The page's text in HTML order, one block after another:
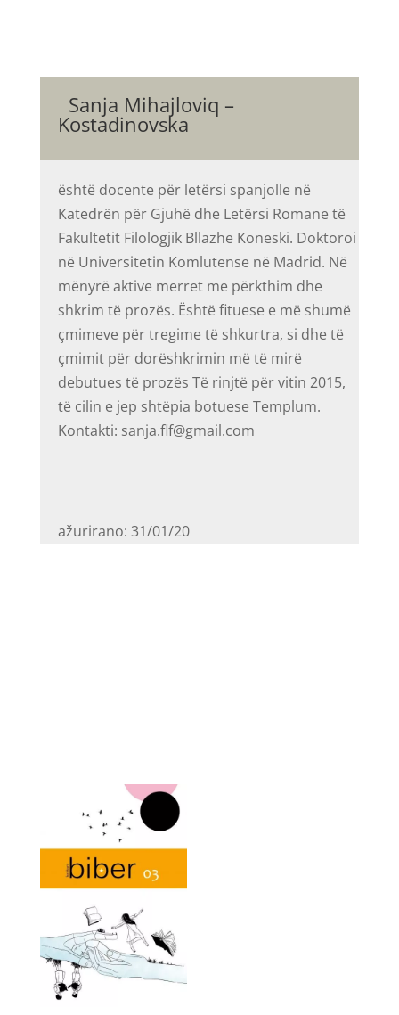
Sanja Mihajloviq –
Kostadinovska
është docente për letërsi spanjolle në
Katedrën për Gjuhë dhe Letërsi Romane të
Fakultetit Filologjik Bllazhe Koneski. Doktoroi
në Universitetin Komlutense në Madrid. Në
mënyrë aktive merret me përkthim dhe
shkrim të prozës. Është fituese e më shumë
çmimeve për tregime të shkurtra, si dhe të
çmimit për dorëshkrimin më të mirë
debutues të prozës Të rinjtë për vitin 2015,
të cilin e jep shtëpia botuese Templum.
Kontakti: sanja.flf@gmail.com
ažurirano: 31/01/20